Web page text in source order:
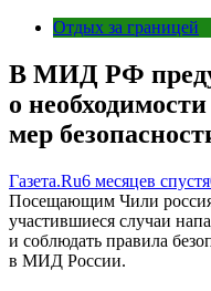
Отдых за границей
В МИД РФ
о
мер
Газета.Ru6 месяцев спустя
Посещающим Чили
участившиеся случаи
и соблюдать правила
в МИД России.